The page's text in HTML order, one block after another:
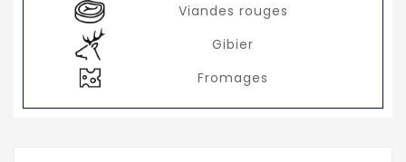
Viandes rouges
Gibier
Fromages